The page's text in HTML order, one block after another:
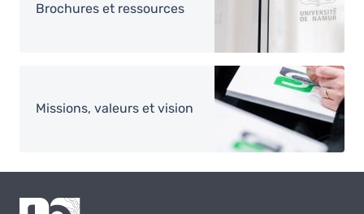
Brochures et ressources
Image
Missions, valeurs et vision